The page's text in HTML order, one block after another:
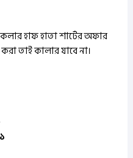
হাফ হাতা শার্টের অফার
তাই কালার যাবে না।